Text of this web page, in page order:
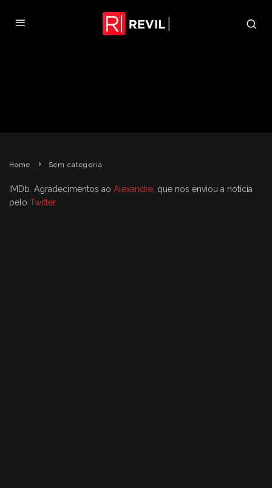
Home
Sem categoria
IMDb. Agradecimentos ao Alexandre , que nos enviou a notícia
pelo Twitter.